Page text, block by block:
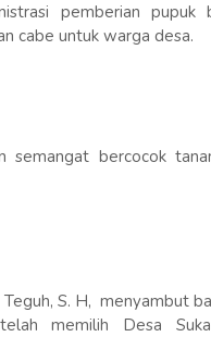
pemberian
cabe untuk warga desa.
bercocok
S. H, menyambut
memilih Desa